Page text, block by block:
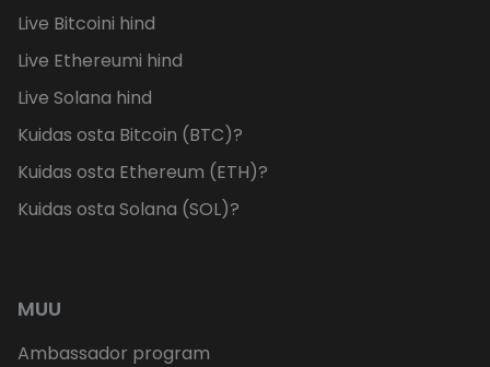
Live Bitcoini hind
Live Ethereumi hind
Live Solana hind
Kuidas osta Bitcoin (BTC)?
Kuidas osta Ethereum (ETH)?
Kuidas osta Solana (SOL)?
MUU
Ambassador program